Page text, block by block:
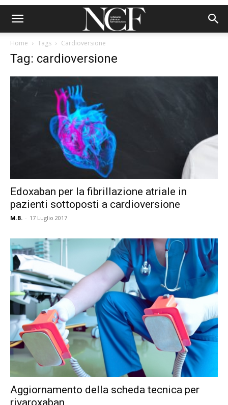
Home Tags Cardioversione
Tag: cardioversione
Edoxaban per la fibrillazione atriale in
pazienti sottoposti a cardioversione
M.B. - 17 Luglio 2017
Aggiornamento della scheda tecnica per
rivaroxaban